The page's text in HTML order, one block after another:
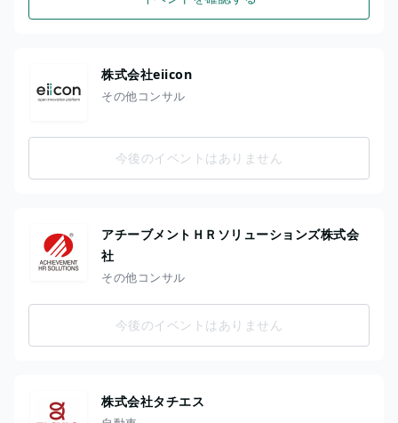
株式会社eiicon
その他コンサル
今後のイベントはありません
アチーブメントＨＲソリューションズ株式会
社
その他コンサル
今後のイベントはありません
株式会社タチエス